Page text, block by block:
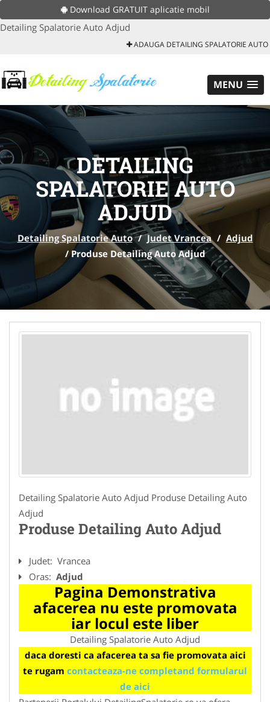
Download GRATUIT aplicatie mobil
Detailing Spalatorie Auto Adjud
ADAUGA DETAILING SPALATORIE AUTO
MENU
DETAILING
SPALATORIE AUTO
ADJUD
Detailing Spalatorie Auto / Judet Vrancea / Adjud
/Produse Detailing Auto Adjud
Detailing Spalatorie Auto Adjud Produse Detailing Auto
Adjud
Produse Detailing Auto Adjud
Judet: Vrancea
Oras: Adjud
Pagina Demonstrativa
afacerea nu este promovata
iar locul este liber
Detailing Spalatorie Auto Adjud
daca doresti ca afacerea ta sa fie promovata aici
te rugam contacteaza-ne completand formularul
de aici